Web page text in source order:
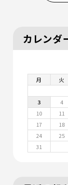
カレンダ
月 火
3
4
10
11
17
18
24
25
31